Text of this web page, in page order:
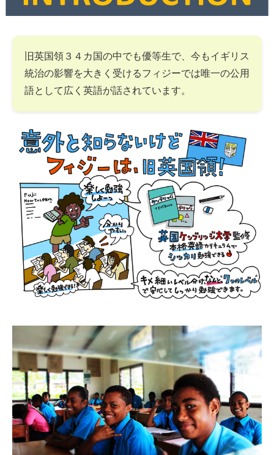
旧英国領３４カ国の中でも優等生で、今もイギリス
統治の影響を大きく受けるフィジーでは唯一の公用
語として広く英語が話されています。